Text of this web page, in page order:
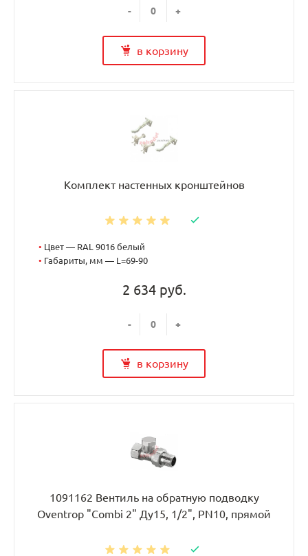
- +
в корзину
Комплект настенных кронштейнов
• Цвет — RAL 9016 белый
• Габариты, мм — L=69-90
2 634 руб.
- +
в корзину
1091162 Вентиль на обратную подводку
Oventrop "Combi 2" Ду15, 1/2", PN10, прямой